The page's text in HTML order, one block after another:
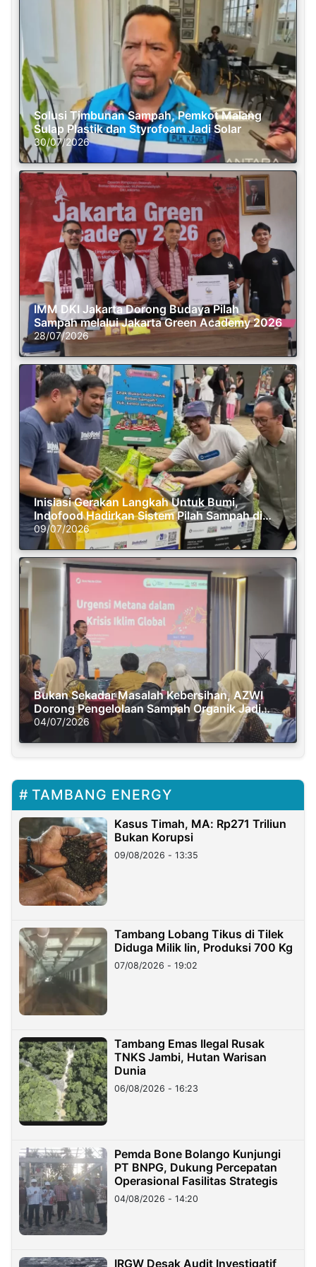
Solusi Timbunan Sampah, Pemkot Malang
Sulap Plastik dan Styrofoam Jadi Solar
30/07/2026
IMM DKI Jakarta Dorong Budaya Pilah
Sampah melalui Jakarta Green Academy 2026
28/07/2026
Inisiasi Gerakan Langkah Untuk Bumi,
Indofood Hadirkan Sistem Pilah Sampah di
Semasa Piknik
09/07/2026
Bukan Sekadar Masalah Kebersihan, AZWI
Dorong Pengelolaan Sampah Organik Jadi
Solusi Krisis Iklim
04/07/2026
TAMBANG ENERGY
Kasus Timah, MA: Rp271 Triliun
Bukan Korupsi
09/08/2026 - 13:35
Tambang Lobang Tikus di Tilek
Diduga Milik Iin, Produksi 700 Kg
07/08/2026 - 19:02
Tambang Emas Ilegal Rusak
TNKS Jambi, Hutan Warisan
Dunia
06/08/2026 - 16:23
Pemda Bone Bolango Kunjungi
PT BNPG, Dukung Percepatan
Operasional Fasilitas Strategis
04/08/2026 - 14:20
IRGW Desak Audit Investigatif